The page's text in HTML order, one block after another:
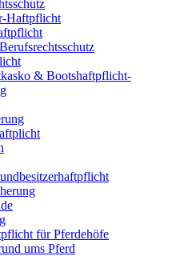
Haftpflicht
& Bootshaftpflicht-
für Pferdehöfe
ums Pferd